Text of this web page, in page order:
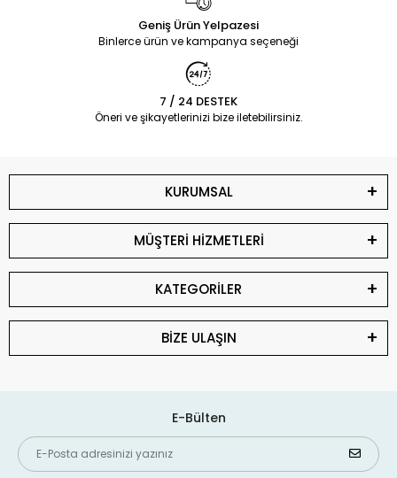
Geniş Ürün Yelpazesi
Binlerce ürün ve kampanya seçeneği
7 / 24 DESTEK
Öneri ve şikayetlerinizi bize iletebilirsiniz.
KURUMSAL
MÜŞTERİ HİZMETLERİ
KATEGORİLER
BİZE ULAŞIN
E-Bülten